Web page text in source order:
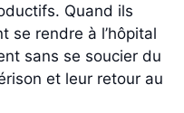
Quand ils
se rendre à l’hôpital
sans se soucier du
et leur retour au